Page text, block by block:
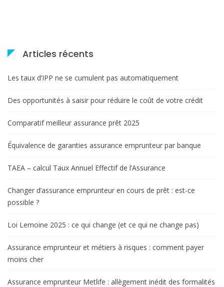
Articles récents
Les taux d’IPP ne se cumulent pas automatiquement
Des opportunités à saisir pour réduire le coût de votre crédit
Comparatif meilleur assurance prêt 2025
Équivalence de garanties assurance emprunteur par banque
TAEA – calcul Taux Annuel Effectif de l’Assurance
Changer d’assurance emprunteur en cours de prêt : est-ce
possible ?
Loi Lemoine 2025 : ce qui change (et ce qui ne change pas)
Assurance emprunteur et métiers à risques : comment payer
moins cher
Assurance emprunteur Metlife : allègement inédit des formalités